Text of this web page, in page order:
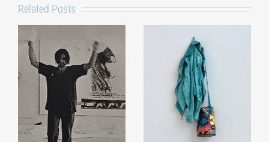
Related Posts